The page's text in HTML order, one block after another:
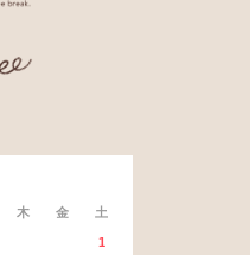
木 金 土
1